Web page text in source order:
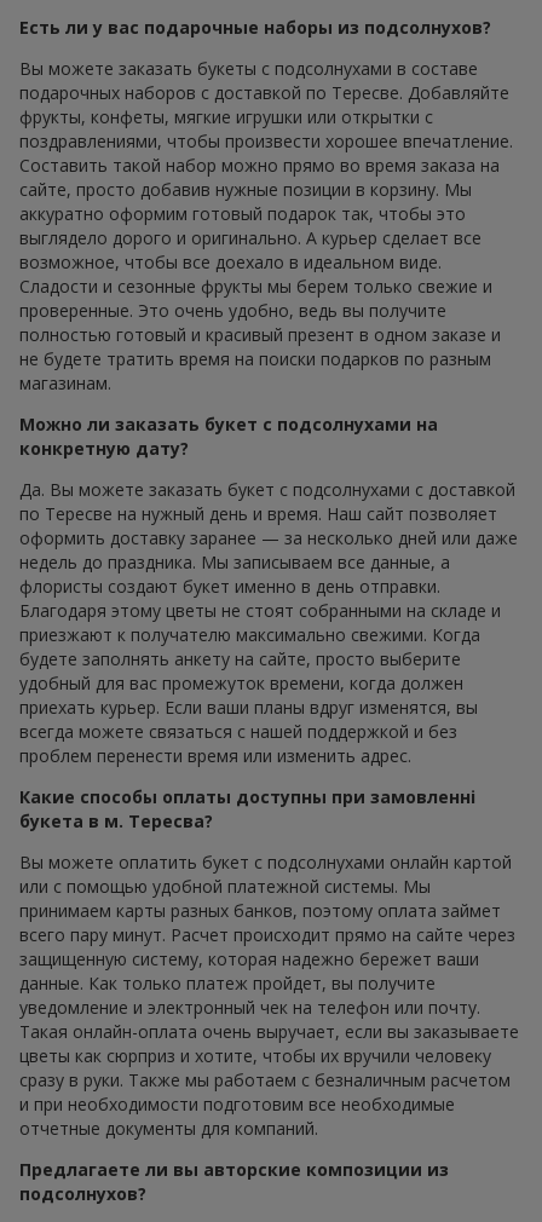
Есть ли у вас подарочные наборы из подсолнухов?
Вы можете заказать букеты с подсолнухами в составе
подарочных наборов с доставкой по Тересве. Добавляйте
фрукты, конфеты, мягкие игрушки или открытки с
поздравлениями, чтобы произвести хорошее впечатление.
Составить такой набор можно прямо во время заказа на
сайте, просто добавив нужные позиции в корзину. Мы
аккуратно оформим готовый подарок так, чтобы это
выглядело дорого и оригинально. А курьер сделает все
возможное, чтобы все доехало в идеальном виде.
Сладости и сезонные фрукты мы берем только свежие и
проверенные. Это очень удобно, ведь вы получите
полностью готовый и красивый презент в одном заказе и
не будете тратить время на поиски подарков по разным
магазинам.
Можно ли заказать букет с подсолнухами на
конкретную дату?
Да. Вы можете заказать букет с подсолнухами с доставкой
по Тересве на нужный день и время. Наш сайт позволяет
оформить доставку заранее — за несколько дней или даже
недель до праздника. Мы записываем все данные, а
флористы создают букет именно в день отправки.
Благодаря этому цветы не стоят собранными на складе и
приезжают к получателю максимально свежими. Когда
будете заполнять анкету на сайте, просто выберите
удобный для вас промежуток времени, когда должен
приехать курьер. Если ваши планы вдруг изменятся, вы
всегда можете связаться с нашей поддержкой и без
проблем перенести время или изменить адрес.
Какие способы оплаты доступны при замовленні
букета в м. Тересва?
Вы можете оплатить букет с подсолнухами онлайн картой
или с помощью удобной платежной системы. Мы
принимаем карты разных банков, поэтому оплата займет
всего пару минут. Расчет происходит прямо на сайте через
защищенную систему, которая надежно бережет ваши
данные. Как только платеж пройдет, вы получите
уведомление и электронный чек на телефон или почту.
Такая онлайн-оплата очень выручает, если вы заказываете
цветы как сюрприз и хотите, чтобы их вручили человеку
сразу в руки. Также мы работаем с безналичным расчетом
и при необходимости подготовим все необходимые
отчетные документы для компаний.
Предлагаете ли вы авторские композиции из
подсолнухов?